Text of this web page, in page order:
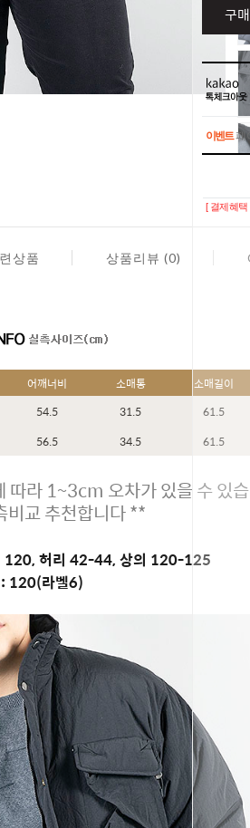
구
이벤트페
[ 결제혜
상품 상품리뷰 (0)
어깨너비 소매통 소매길이
54.5 31.5 61.5
56.5 34.5 61.5
따라 1~3cm 오차가 있을 수 있
비교 추천합니다 **
120, 허리 42-44, 상의 120-125
120(라벨6)